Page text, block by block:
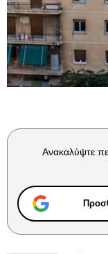
Ανακαλύψτε